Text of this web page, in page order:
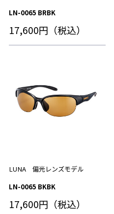
LN-0065 BRBK
17,600円（税込）
LUNA 偏光レンズモデル
LN-0065 BKBK
17,600円（税込）